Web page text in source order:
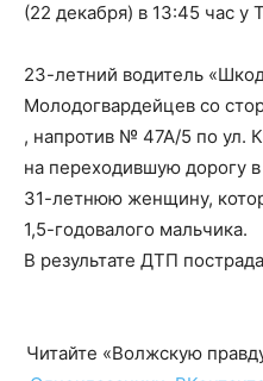
(22 декабря) в 13:45 час у
23-летний водитель
Молодогвардейцев со
, напротив № 47А/5 по ул.
на переходившую дорогу
31-летнюю женщину,
1,5-годовалого мальчика.
В результате ДТП
Читайте «Волжскую